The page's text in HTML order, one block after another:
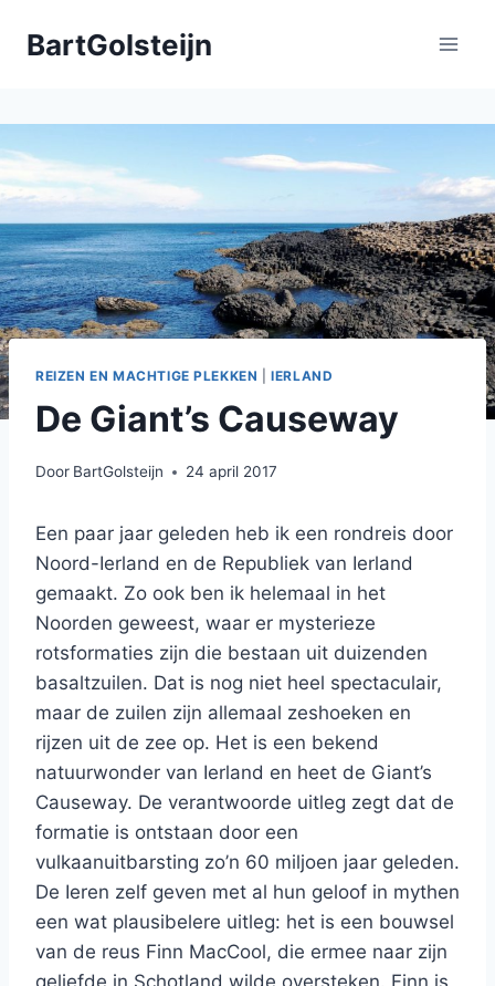
naarBartGolsteijn
REIZEN EN MACHTIGE PLEKKEN |IERLAND
De Giant’s Causeway
Door BartGolsteijn 24 april 2017
Een paar jaar geleden heb ik een rondreis door
Noord-Ierland en de Republiek van Ierland
gemaakt. Zo ook ben ik helemaal in het
Noorden geweest, waar er mysterieze
rotsformaties zijn die bestaan uit duizenden
basaltzuilen. Dat is nog niet heel spectaculair,
maar de zuilen zijn allemaal zeshoeken en
rijzen uit de zee op. Het is een bekend
natuurwonder van Ierland en heet de Giant’s
Causeway. De verantwoorde uitleg zegt dat de
formatie is ontstaan door een
vulkaanuitbarsting zo’n 60 miljoen jaar geleden.
De Ieren zelf geven met al hun geloof in mythen
een wat plausibelere uitleg: het is een bouwsel
van de reus Finn MacCool, die ermee naar zijn